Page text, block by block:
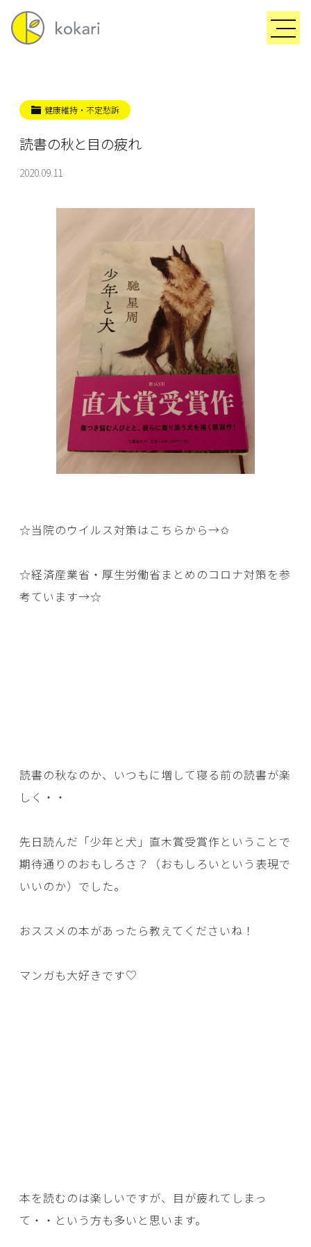
健康維持・不定愁訴
読書の秋と目の疲れ
2020.09.11
☆当院のウイルス対策はこちらから→✩
☆経済産業省・厚生労働省まとめのコロナ対策を参
考ています→☆
読書の秋なのか、いつもに増して寝る前の読書が楽
しく・・
先日読んだ「少年と犬」直木賞受賞作ということで
期待通りのおもしろさ？（おもしろいという表現で
いいのか）でした。
おススメの本があったら教えてくださいね！
マンガも大好きです♡
本を読むのは楽しいですが、目が疲れてしまっ
て・・という方も多いと思います。